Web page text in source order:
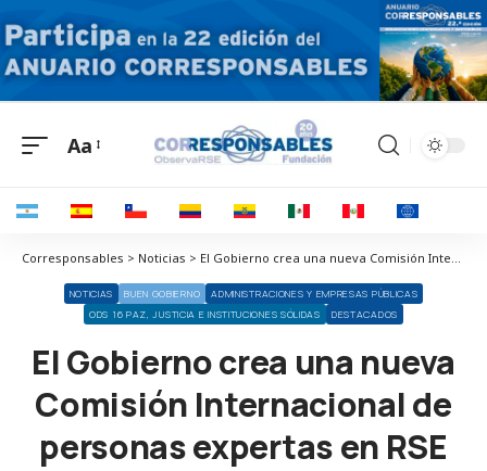
Aa
Corresponsables > Noticias > El Gobierno crea una nueva Comisión Internacional de personas expertas en RSE
NOTICIAS BUEN GOBIERNO
ADMINISTRACIONES Y EMPRESAS PÚBLICAS
ODS 16 PAZ, JUSTICIA E INSTITUCIONES SÓLIDAS
DESTACADOS
El Gobierno crea una nueva
Comisión Internacional de
personas expertas en RSE